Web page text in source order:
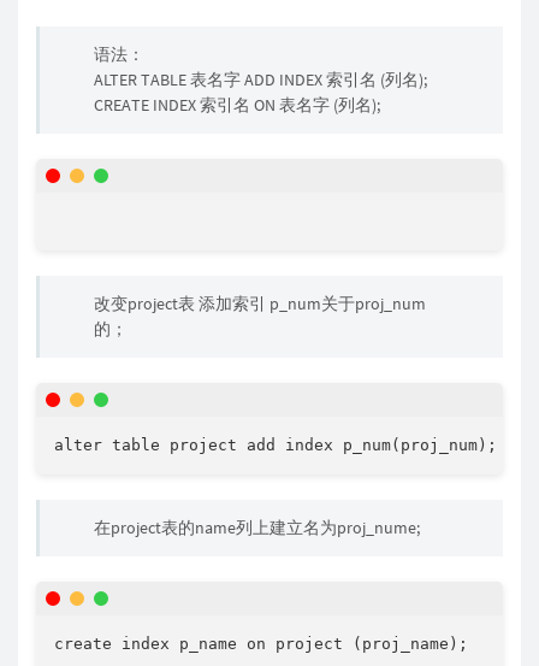
语法：
ALTER TABLE 表名字 ADD INDEX 索引名 (列名);
CREATE INDEX 索引名 ON 表名字 (列名);
改变project表 添加索引 p_num关于proj_num
的；
alter table project add index p_num( proj_num ) ;
在project表的name列上建立名为proj_nume;
create index p_name on project ( proj_name ) ;